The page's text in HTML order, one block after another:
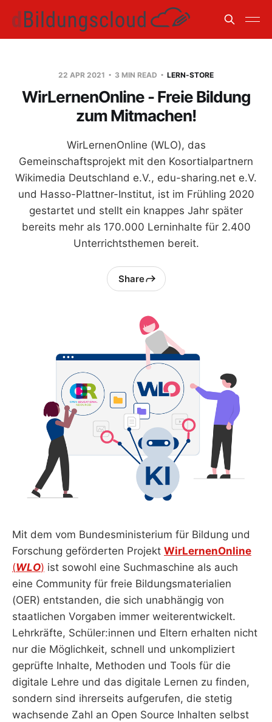
22 APR 2021 3 MIN READ LERN-STORE
WirLernenOnline - Freie Bildung
zum Mitmachen!
WirLernenOnline (WLO), das
Gemeinschaftsprojekt mit den Kosortialpartnern
Wikimedia Deutschland e.V., edu-sharing.net e.V.
und Hasso-Plattner-Institut, ist im Frühling 2020
gestartet und stellt ein knappes Jahr später
bereits mehr als 170.000 Lerninhalte für 2.400
Unterrichtsthemen bereit.
Share
Mit dem vom Bundesministerium für Bildung und
Forschung geförderten Projekt WirLernenOnline
(WLO) ist sowohl eine Suchmaschine als auch
eine Community für freie Bildungsmaterialien
(OER) entstanden, die sich unabhängig von
staatlichen Vorgaben immer weiterentwickelt.
Lehrkräfte, Schüler:innen und Eltern erhalten nicht
nur die Möglichkeit, schnell und unkompliziert
geprüfte Inhalte, Methoden und Tools für die
digitale Lehre und das digitale Lernen zu finden,
sondern sind ihrerseits aufgerufen, die stetig
wachsende Zahl an Open Source Inhalten selbst